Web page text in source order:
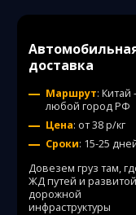
доставка
Маршрут: Китай
любой город РФ
Цена: от 38 р/кг
Сроки: 15-25
Довезем груз там,
ЖД путей и развитой
дорожной
инфраструктуры